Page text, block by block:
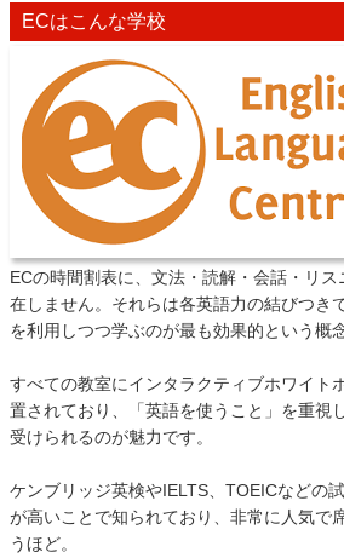
ECはこんな学校
ECの時間割表に、文法・読解・会話・リ
在しません。それらは各英語力の結びつき
を利用しつつ学ぶのが最も効果的という概
すべての教室にインタラクティブホワイト
置されており、「英語を使うこと」を重視
受けられるのが魅力です。
ケンブリッジ英検やIELTS、TOEICなどの
が高いことで知られており、非常に人気で
うほど。